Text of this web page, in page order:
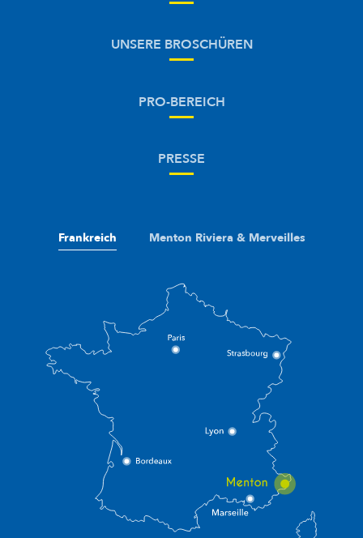
UNSERE BROSCHÜREN
PRO-BEREICH
PRESSE
Frankreich Menton Riviera & Merveilles